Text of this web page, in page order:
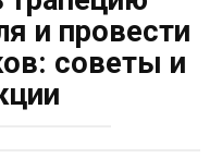
и провести
советы и